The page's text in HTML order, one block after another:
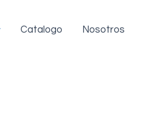
Catalogo Nosotros